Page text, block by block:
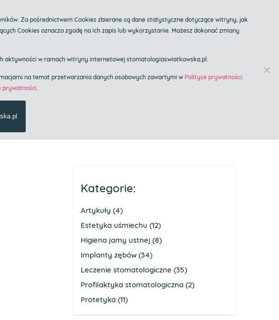
Znieczulenie ogólne
Kategorie:
Artykuły (4)
Estetyka uśmiechu (12)
Higiena jamy ustnej (8)
Implanty zębów (34)
Leczenie stomatologiczne (35)
Profilaktyka stomatologiczna (2)
Protetyka (11)
Za pośrednictwem Cookies zbierane są dane statystyczne dotyczące witryny, jak
Cookies oznacza zgodę na ich zapis lub wykorzystanie. Możesz dokonać zmiany
aktywności w ramach witryny internetowej stomatologiaswiatkowska.pl.
na temat przetwarzania danych osobowych zawartymi w Polityce prywatności.
prywatności.